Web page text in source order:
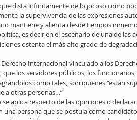
dista infinitamente de lo jocoso como
la supervivencia de las expresiones
mantiene y alienta desde tiempos
es decir en el escenario de una de
ostenta el más alto grado de
Internacional vinculado a los
que los servidores públicos, los
como tales, son quienes “están
a otras personas…”
aplica respecto de las opiniones o
una persona que se postula como